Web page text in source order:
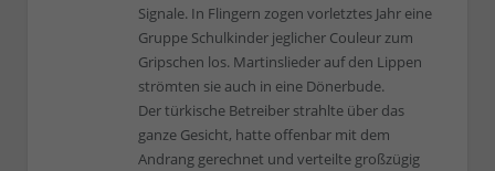
Signale. In Flingern zogen vorletztes Jahr eine
Gruppe Schulkinder jeglicher Couleur zum
Gripschen los. Martinslieder auf den Lippen
strömten sie auch in eine Dönerbude.
Der türkische Betreiber strahlte über das
ganze Gesicht, hatte offenbar mit dem
Andrang gerechnet und verteilte großzügig